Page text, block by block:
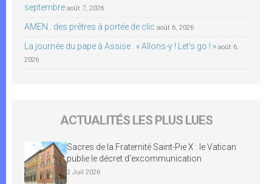
septembre août 7, 2026
AMEN : des prêtres à portée de clic août 6, 2026
La journée du pape à Assise : « Allons-y ! Let’s go ! » août 6,
2026
ACTUALITÉS LES PLUS LUES
Sacres de la Fraternité Saint-Pie X : le Vatican
publie le décret d’excommunication
2 Juil 2026